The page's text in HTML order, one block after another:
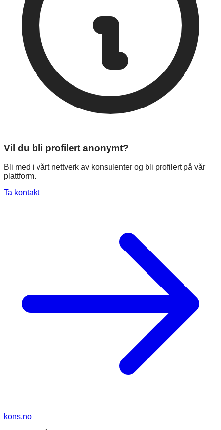
Vil du bli profilert anonymt?
Bli med i vårt nettverk av konsulenter og bli profilert på vår
plattform.
Ta kontakt
kons.no